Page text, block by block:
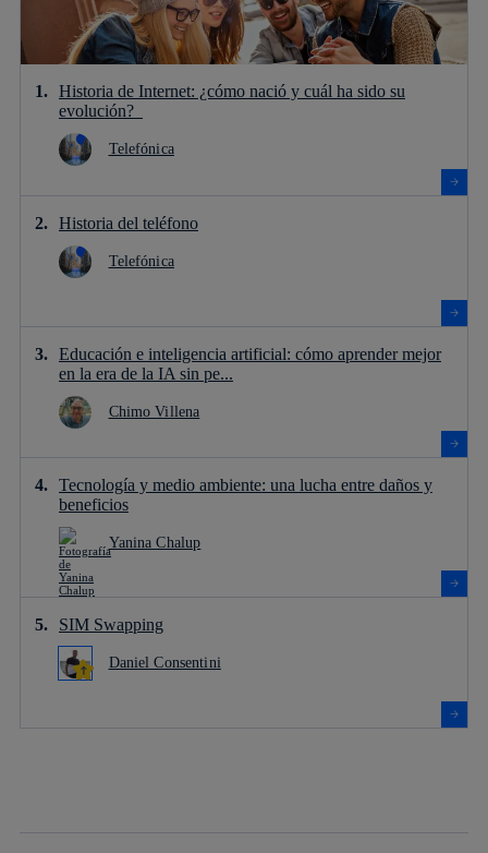
Historia de Internet: ¿cómo nació y cuál ha sido su
evolución?
Telefónica
Historia del teléfono
Telefónica
Educación e inteligencia artificial: cómo aprender mejor
en la era de la IA sin pe...
Chimo Villena
Tecnología y medio ambiente: una lucha entre daños y
beneficios
Yanina Chalup
SIM Swapping
Daniel Consentini